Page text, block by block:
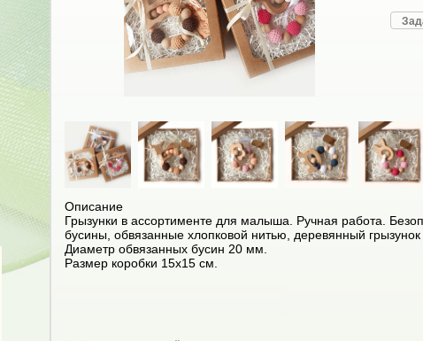
Описание
Грызунки в ассортименте для малыша. Ручная работа.
бусины, обвязанные хлопковой нитью, деревянный грызунок
Диаметр обвязанных бусин 20 мм.
Размер коробки 15х15 см.